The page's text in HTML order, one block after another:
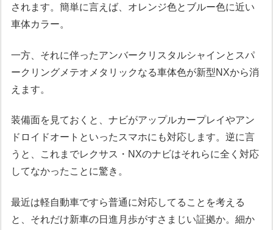
されます。簡単に言えば、オレンジ色とブルー色に近い
車体カラー。
一方、それに伴ったアンバークリスタルシャインとスパ
ークリングメテオメタリックなる車体色が新型NXから消
えます。
装備面を見ておくと、ナビがアップルカープレイやアン
ドロイドオートといったスマホにも対応します。逆に言
うと、これまでレクサス・NXのナビはそれらに全く対応
してなかったことに驚き。
最近は軽自動車ですら普通に対応してることを考える
と、それだけ新車の日進月歩がすさまじい証拠か。細か